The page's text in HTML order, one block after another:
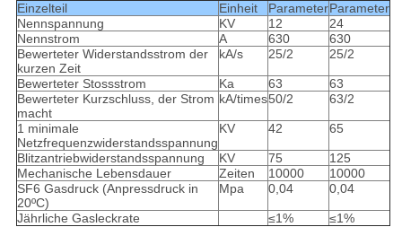
Einzelteil
Einheit ParameterParameter
Nennspannung
KV 12
24
Nennstrom
A 630
630
Bewerteter Widerstandsstrom der
kurzen Zeit
kA/s 25/2 25/2
Bewerteter Stossstrom Ka 63
63
Bewerteter Kurzschluss, der Strom
macht
kA/times50/2 63/2
1 minimale
Netzfrequenzwiderstandsspannung
KV 42 65
Blitzantriebwiderstandsspannung KV 75
125
Mechanische Lebensdauer
Zeiten 10000
10000
SF6 Gasdruck (Anpressdruck in
20ºC)
Mpa 0,04 0,04
Jährliche Gasleckrate ≤1% ≤1%